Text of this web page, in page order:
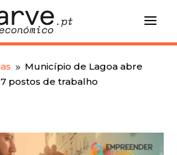
9 Município de Lagoa abre
postos de trabalho